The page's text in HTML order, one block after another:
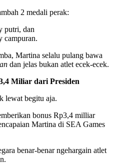
2 medali perak:
putri, dan
campuran.
Martina selalu pulang bawa
dan jelas bukan atlet ecek-ecek.
Miliar dari Presiden
lewat begitu aja.
bonus Rp3,4 milliar
Martina di SEA Games
benar-benar ngehargain atlet